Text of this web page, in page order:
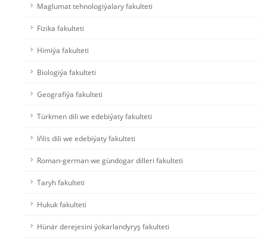
Maglumat tehnologiýalary fakulteti
Fizika fakulteti
Himiýa fakulteti
Biologiýa fakulteti
Geografiýa fakulteti
Türkmen dili we edebiýaty fakulteti
Iňlis dili we edebiýaty fakulteti
Roman-german we gündogar dilleri fakulteti
Taryh fakulteti
Hukuk fakulteti
Hünär derejesini ýokarlandyryş fakulteti